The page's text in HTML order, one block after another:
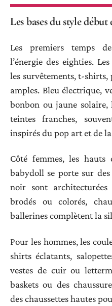
Les bases du style début
Les premiers temps
l’énergie des eighties.
les survêtements, t-shirts,
amples. Bleu électrique,
bonbon ou jaune solaire,
teintes franches,
inspirés du pop art et de
Côté femmes, les hauts
babydoll se porte sur
noir sont architecturées
brodés ou colorés,
ballerines complètent la
Pour les hommes, les
shirts éclatants,
vestes de cuir ou
baskets ou des
des chaussettes hautes